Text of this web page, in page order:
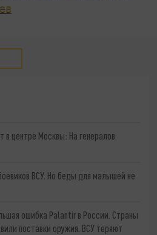
центре Москвы: На генералов
ВСУ. Но беды для малышей не
ошибка Palantir в России. Страны
поставки оружия. ВСУ теряют